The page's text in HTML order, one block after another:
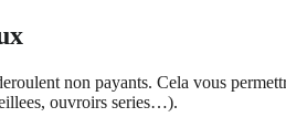
non payants. Cela vous
ouvroirs series…).